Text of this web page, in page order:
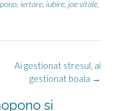
iertare iubire joe vitale
Ai gestionat stresul, ai
gestionat boala →
si